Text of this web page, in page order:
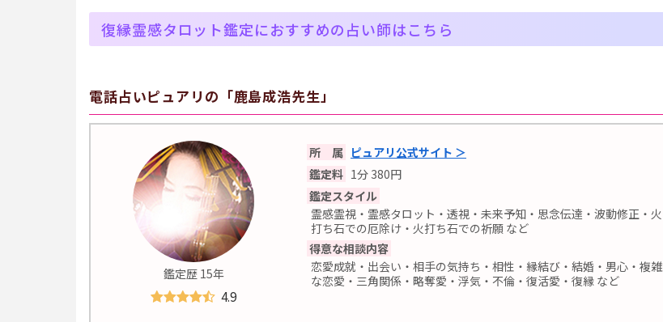
復縁霊感タロット鑑定におすすめの占い師はこちら
電話占いピュアリの「鹿島成浩先生」
鑑定歴 15年
4.9
所 属 ピュアリ公式サイト ＞
鑑定料 1分 380円
鑑定スタイル
霊感霊視・霊感タロット・透視・未来予知・思念伝達・波動修正・火
打ち石での厄除け・火打ち石での祈願 など
得意な相談内容
恋愛成就・出会い・相手の気持ち・相性・縁結び・結婚・男心・複雑
な恋愛・三角関係・略奪愛・浮気・不倫・復活愛・復縁 など